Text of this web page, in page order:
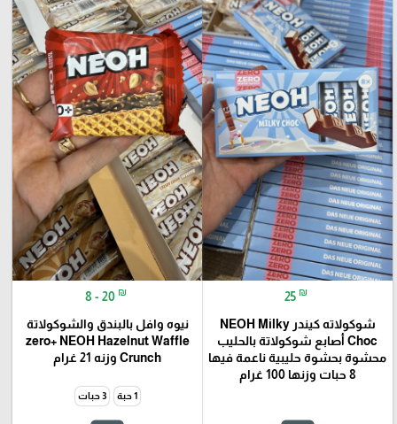
25 ₪
شوكولاته كيندر NEOH Milky
Choc أصابع شوكولاتة بالحليب
محشوة بحشوة حليبية ناعمة فيها
8 حبات وزنها 100 غرام
8 - 20 ₪
نيوه وافل بالبندق والشوكولاتة
zero+ NEOH Hazelnut Waffle
Crunch وزنه 21 غرام
1 حبة 3 حبات